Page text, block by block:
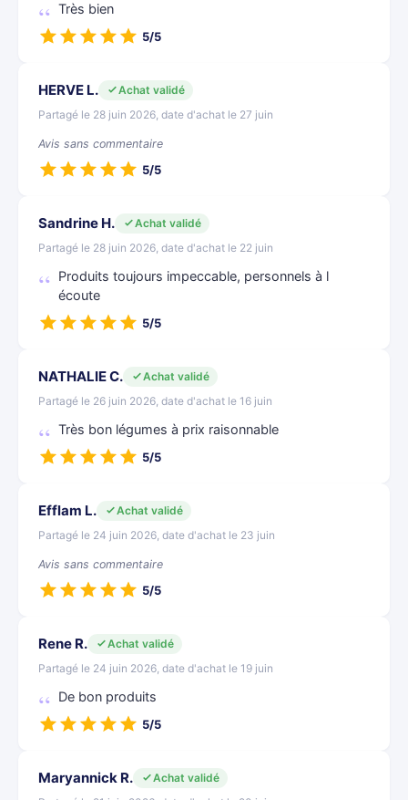
Très bien
5/5
HERVE L.
Achat validé
Partagé le 28 juin 2026, date d'achat le 27 juin
Avis sans commentaire
5/5
Sandrine H.
Achat validé
Partagé le 28 juin 2026, date d'achat le 22 juin
Produits toujours impeccable, personnels à l
écoute
5/5
NATHALIE C.
Achat validé
Partagé le 26 juin 2026, date d'achat le 16 juin
Très bon légumes à prix raisonnable
5/5
Efflam L.
Achat validé
Partagé le 24 juin 2026, date d'achat le 23 juin
Avis sans commentaire
5/5
Rene R.
Achat validé
Partagé le 24 juin 2026, date d'achat le 19 juin
De bon produits
5/5
Maryannick R.
Achat validé